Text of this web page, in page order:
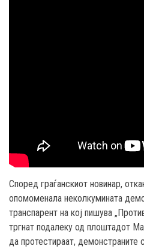
Според граѓанскиот новинар,
опомоменала неколкумината
транспарент на кој пишува
тргнат подалеку од плоштадот
да протестираат, демонстраните